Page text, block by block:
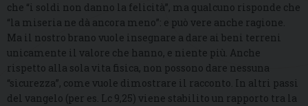
che “i soldi non danno la felicità”, ma qualcuno risponde che
“la miseria ne dà ancora meno”: e può vere anche ragione.
Ma il nostro brano vuole insegnare a dare ai beni terreni
unicamente il valore che hanno, e niente più. Anche
rispetto alla sola vita fisica, non possono dare nessuna
“sicurezza”, come vuole dimostrare il racconto. In altri passi
del vangelo (per es. Lc 9,25) viene stabilito un rapporto tra la